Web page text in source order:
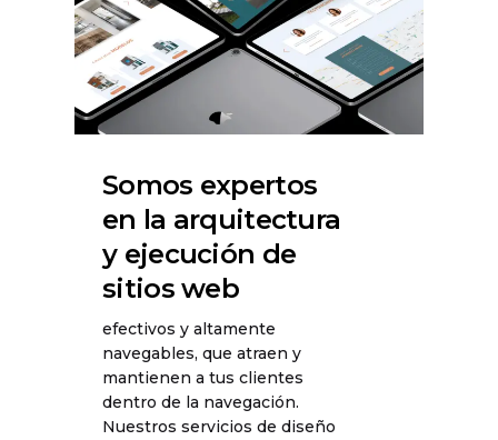
Somos expertos
en la arquitectura
y ejecución de
sitios web
efectivos y altamente
navegables, que atraen y
mantienen a tus clientes
dentro de la navegación.
Nuestros servicios de diseño